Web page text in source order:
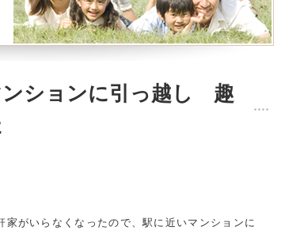
ンションに引っ越し 趣
がいらなくなったので、駅に近いマンションに